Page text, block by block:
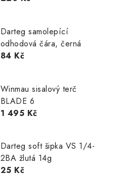
Darteg samolepící
odhodová čára, černá
84 Kč
Winmau sisalový terč
BLADE 6
1 495 Kč
Darteg soft šipka VS 1/4-
2BA žlutá 14g
25 Kč